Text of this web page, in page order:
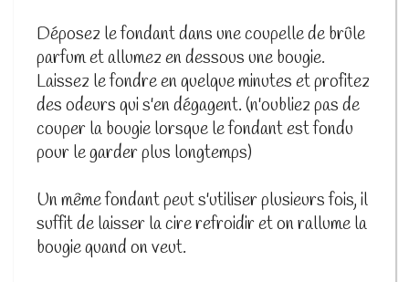
Déposez le fondant dans une coupelle de brûle
parfum et allumez en dessous une bougie.
Laissez le fondre en quelque minutes et profitez
des odeurs qui s'en dégagent. (n'oubliez pas de
couper la bougie lorsque le fondant est fondu
pour le garder plus longtemps)
Un même fondant peut s'utiliser plusieurs fois, il
suffit de laisser la cire refroidir et on rallume la
bougie quand on veut.